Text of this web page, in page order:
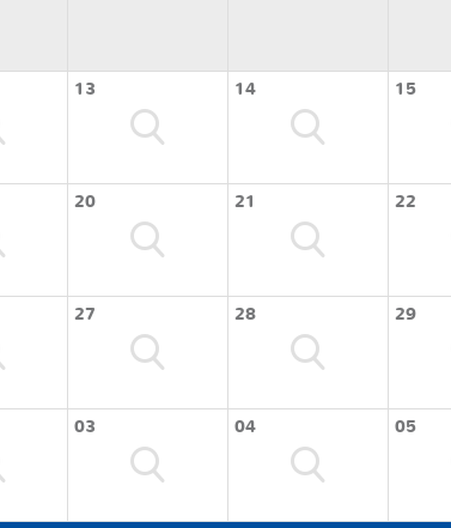
13 14 15
20 21 22
27 28 29
03 04 05